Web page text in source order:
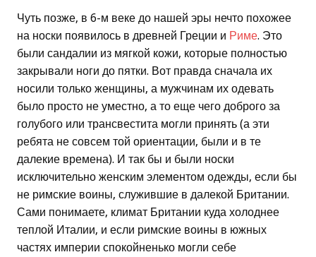
Чуть позже, в 6-м веке до нашей эры нечто похожее
на носки появилось в древней Греции и Риме. Это
были сандалии из мягкой кожи, которые полностью
закрывали ноги до пятки. Вот правда сначала их
носили только женщины, а мужчинам их одевать
было просто не уместно, а то еще чего доброго за
голубого или трансвестита могли принять (а эти
ребята не совсем той ориентации, были и в те
далекие времена). И так бы и были носки
исключительно женским элементом одежды, если бы
не римские воины, служившие в далекой Британии.
Сами понимаете, климат Британии куда холоднее
теплой Италии, и если римские воины в южных
частях империи спокойненько могли себе